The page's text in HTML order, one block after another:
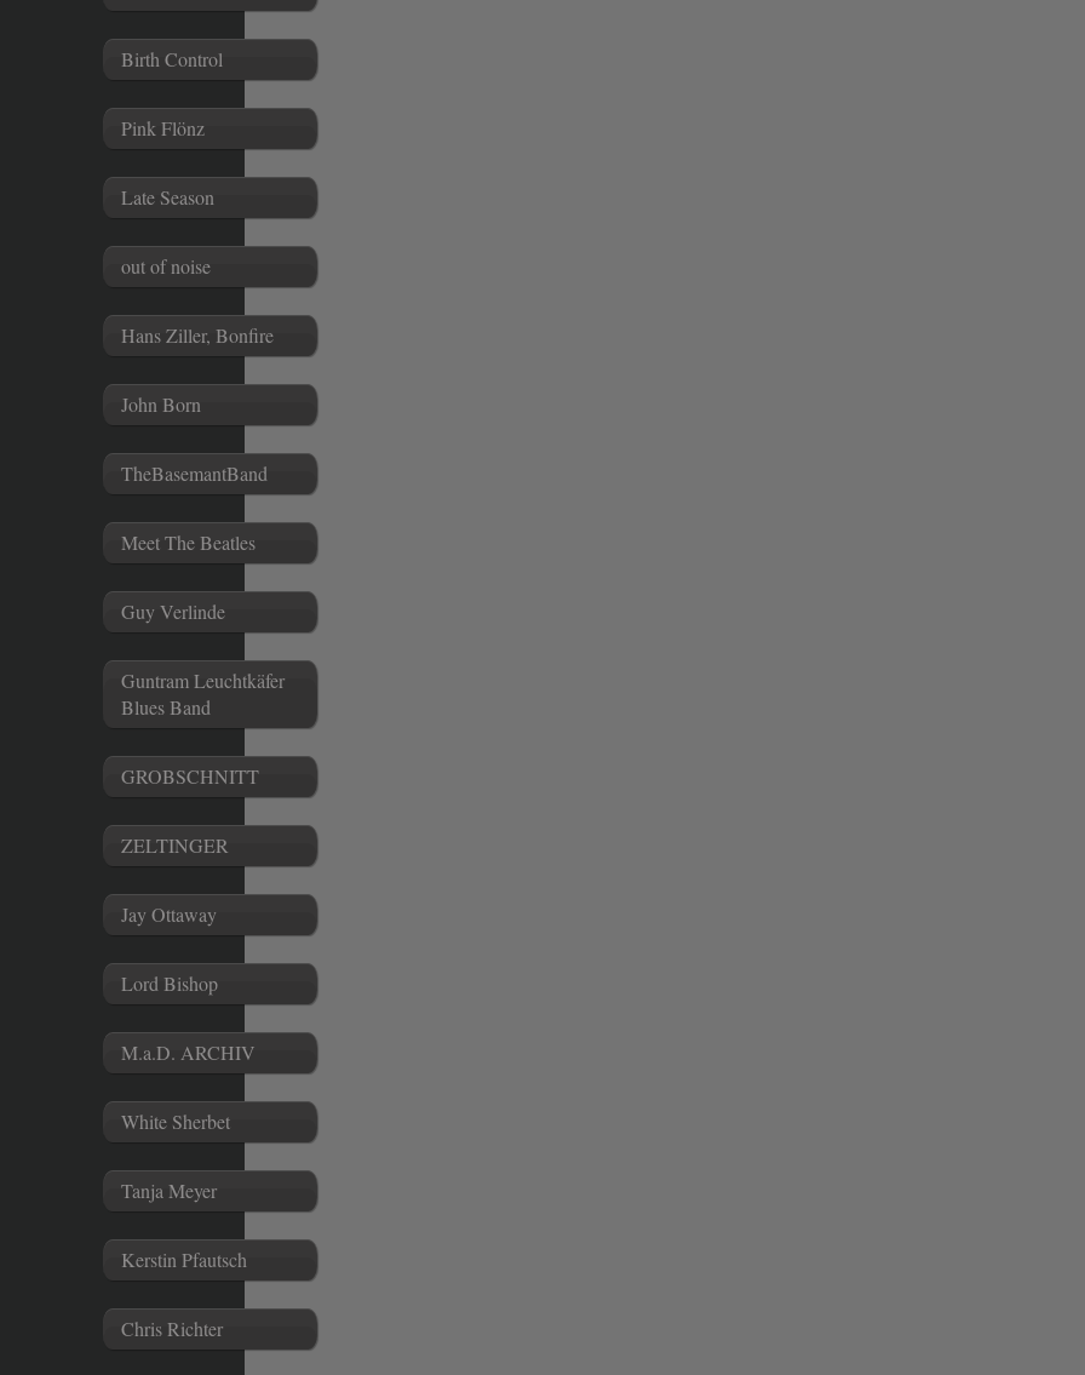
Birth Control
Pink Flönz
Late Season
out of noise
Hans Ziller, Bonfire
John Born
TheBasemantBand
Meet The Beatles
Guy Verlinde
Guntram Leuchtkäfer
Blues Band
GROBSCHNITT
ZELTINGER
Jay Ottaway
Lord Bishop
M.a.D. ARCHIV
White Sherbet
Tanja Meyer
Kerstin Pfautsch
Chris Richter